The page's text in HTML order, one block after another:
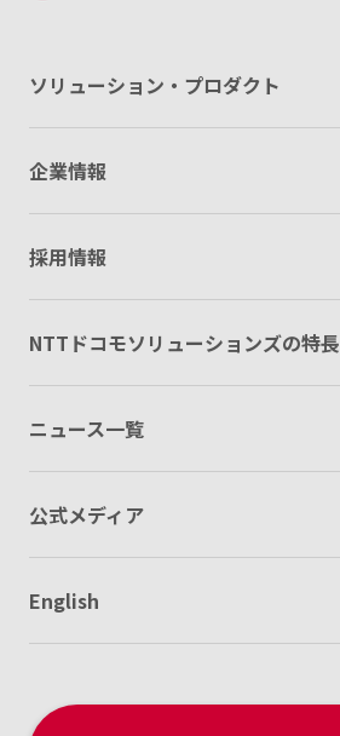
ソリューション・ プロダクト
企業情報
採用情報
NTTドコモソリューションズの特長
ニュース一覧
公式メディア
English